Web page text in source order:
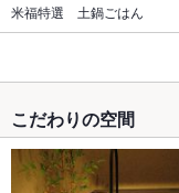
米福特選　土鍋ごはん
こだわりの空間